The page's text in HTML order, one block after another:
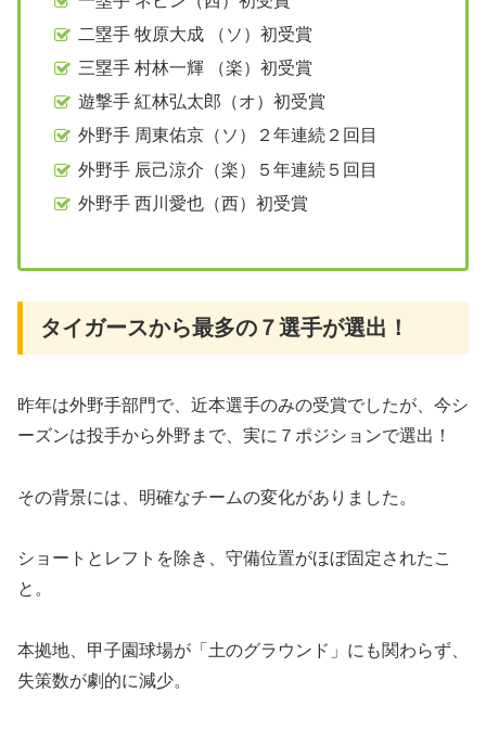
二塁手 牧原大成 （ソ）初受賞
三塁手 村林一輝 （楽）初受賞
遊撃手 紅林弘太郎（オ）初受賞
外野手 周東佑京（ソ）２年連続２回目
外野手 辰己涼介（楽）５年連続５回目
外野手 西川愛也（西）初受賞
タイガースから最多の７選手が選出！
昨年は外野手部門で、近本選手のみの受賞でしたが、今シ
ーズンは投手から外野まで、実に７ポジションで選出！
その背景には、明確なチームの変化がありました。
ショートとレフトを除き、守備位置がほぼ固定されたこ
と。
本拠地、甲子園球場が「土のグラウンド」にも関わらず、
失策数が劇的に減少。